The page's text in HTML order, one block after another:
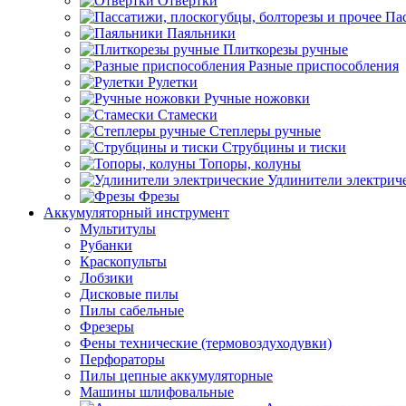
Паяльники
Плиткорезы ручные
Разные приспособления
Рулетки
Ручные ножовки
Стамески
Степлеры ручные
Струбцины и тиски
Топоры, колуны
Удлинители
Фрезы
Аккумуляторный инструмент
Мультитулы
Рубанки
Краскопульты
Лобзики
Дисковые пилы
Пилы сабельные
Фрезеры
Фены технические (термовоздуходувки)
Перфораторы
Пилы цепные аккумуляторные
Машины шлифовальные